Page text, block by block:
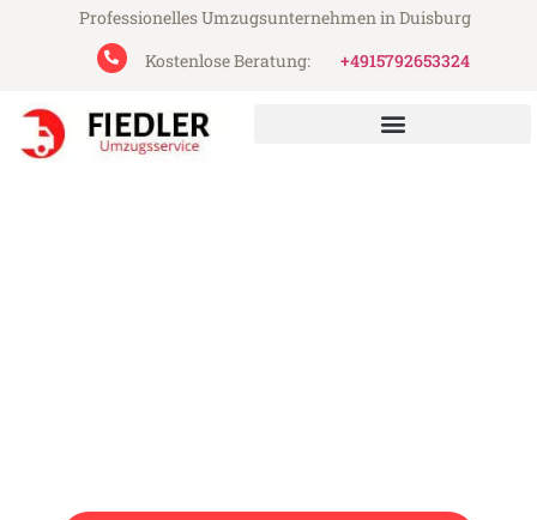
Professionelles Umzugsunternehmen in Duisburg
Kostenlose Beratung:
+4915792653324